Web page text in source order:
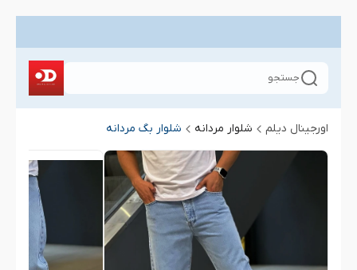
جستجو
اورجینال دیلم شلوار مردانه شلوار بگ مردانه